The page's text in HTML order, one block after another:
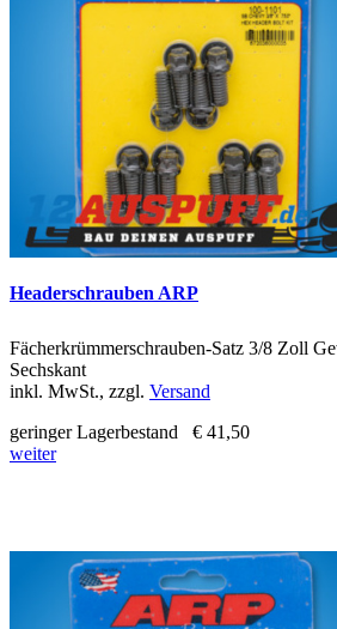
Headerschrauben ARP
Fächerkrümmerschrauben-Satz 3/8 Zoll
Sechskant
inkl. MwSt., zzgl. Versand
geringer Lagerbestand
€ 41,50
weiter